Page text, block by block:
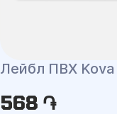
Лейбл ПВХ Kova
568 ֏